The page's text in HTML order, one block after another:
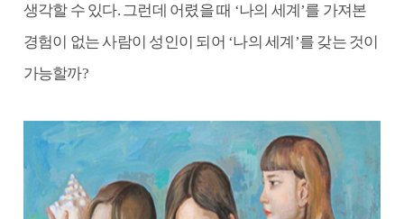
생각할 수 있다. 그런데 어렸을 때 ‘나의 세계’를 가져본
경험이 없는 사람이 성인이 되어 ‘나의 세계’를 갖는 것이
가능할까?